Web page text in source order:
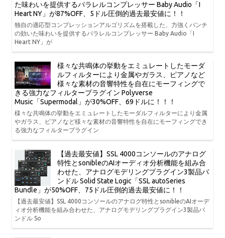
た味わいを提供するパラレルコンプレッサー Baby Audio「I
Heart NY」が87%OFF、5ドル圧倒的過去最安値に！！
独自の適応型コンプレッションアルゴリズムを搭載した、力強くパンチ
の効いた味わいを提供するパラレルコンプレッサー Baby Audio「I
Heart NY」が
様々な共鳴体の挙動をエミュレートしたモーダ
ルフィルターにより金属やガラス、ピアノなど
様々な素材の音響特性を自在にモーフィングで
きる強力なフィルタープラグイン Polyverse
Music「Supermodal」が30%OFF、69ドルに！！！
様々な共鳴体の挙動をエミュレートしたモーダルフィルターにより金属
やガラス、ピアノなど様々な素材の音響特性を自在にモーフィングでき
る強力なフィルタープラグイン
【過去最安値】SSL 4000コンソールのアナログ
特性とsonibleのAIオーディオ分析機能を組み合
わせた、アナログモデリングプラグイン3製品バ
ンドル Solid State Logic「SSL autoSeries
Bundle」が50%OFF、75ドル圧倒的過去最安値に！！
【過去最安値】SSL 4000コンソールのアナログ特性とsonibleのAIオーデ
ィオ分析機能を組み合わせた、アナログモデリングプラグイン3製品バ
ンドル So